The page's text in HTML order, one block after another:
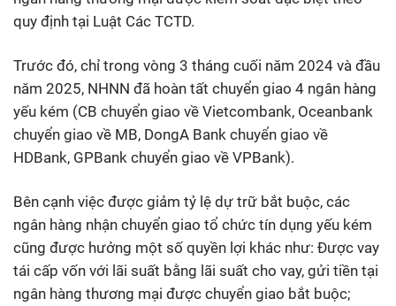
quy định tại Luật Các TCTD.
Trước đó, chỉ trong vòng 3 tháng cuối năm 2024 và đầu
năm 2025, NHNN đã hoàn tất chuyển giao 4 ngân hàng
yếu kém (CB chuyển giao về Vietcombank, Oceanbank
chuyển giao về MB, DongA Bank chuyển giao về
HDBank, GPBank chuyển giao về VPBank).
Bên cạnh việc được giảm tỷ lệ dự trữ bắt buộc, các
ngân hàng nhận chuyển giao tổ chức tín dụng yếu kém
cũng được hưởng một số quyền lợi khác như: Được vay
tái cấp vốn với lãi suất bằng lãi suất cho vay, gửi tiền tại
ngân hàng thương mại được chuyển giao bắt buộc;